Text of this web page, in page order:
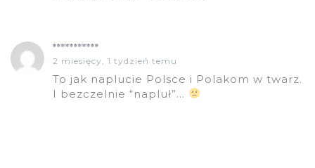
***********
2 miesięcy, 1 tydzień temu
To jak naplucie Polsce i Polakom w twarz.
I bezczelnie “napluł”…